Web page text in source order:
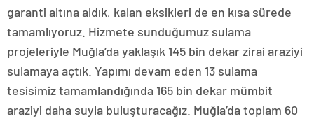
garanti altına aldık, kalan eksikleri de en kısa sürede
tamamlıyoruz. Hizmete sunduğumuz sulama
projeleriyle Muğla’da yaklaşık 145 bin dekar zirai araziyi
sulamaya açtık. Yapımı devam eden 13 sulama
tesisimiz tamamlandığında 165 bin dekar mümbit
araziyi daha suyla buluşturacağız. Muğla’da toplam 60